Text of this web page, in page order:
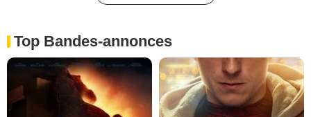
Top Bandes-annonces